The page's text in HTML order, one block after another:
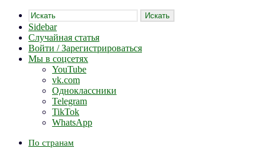
Искать
Sidebar
Случайная статья
Войти / Зарегистрироваться
Мы в соцсетях
YouTube
vk.com
Одноклассники
Telegram
TikTok
WhatsApp
По странам